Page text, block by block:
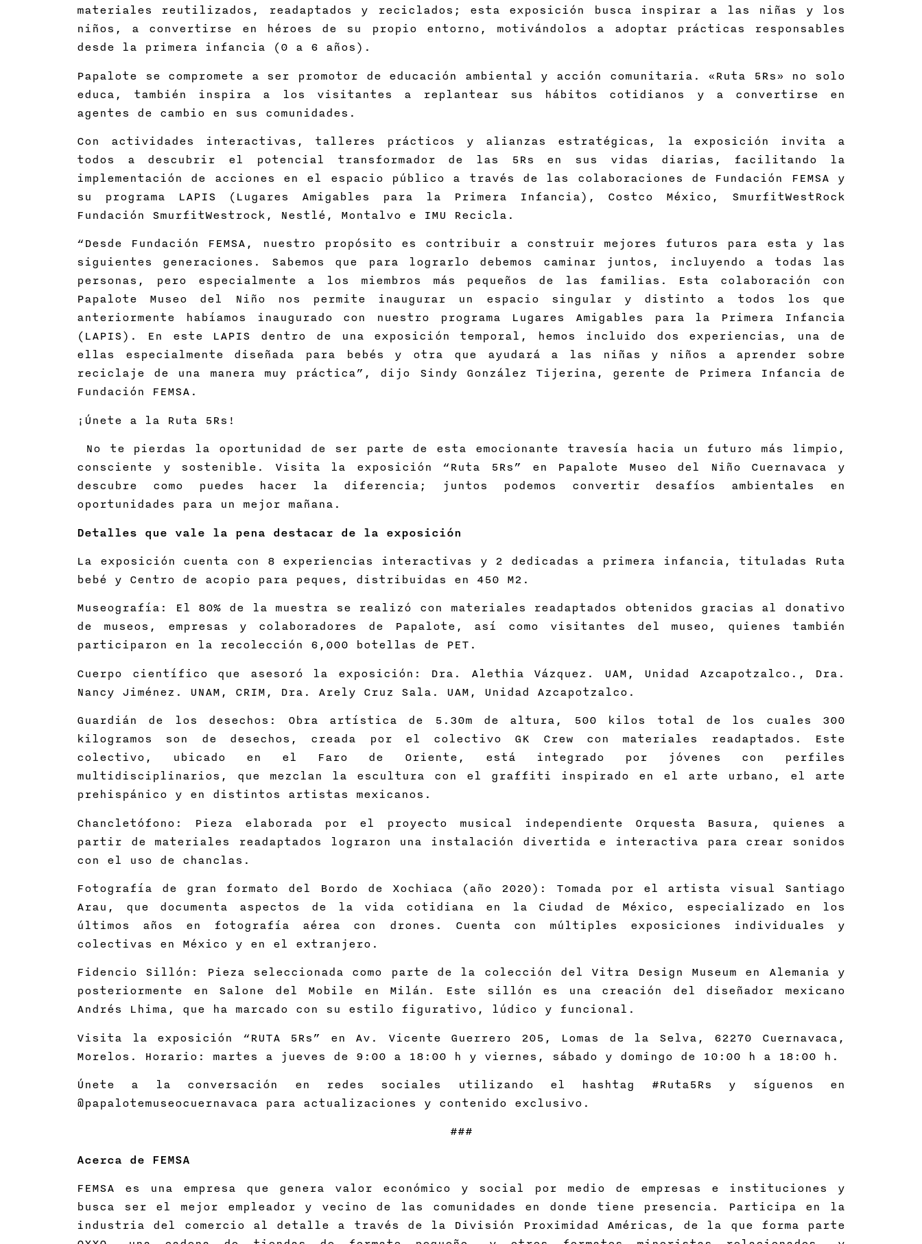
materiales reutilizados, readaptados y reciclados; esta exposición busca inspirar a las niñas y los
niños, a convertirse en héroes de su propio entorno, motivándolos a adoptar prácticas responsables
desde la primera infancia (0 a 6 años).
Papalote se compromete a ser promotor de educación ambiental y acción comunitaria. «Ruta 5Rs» no solo
educa, también inspira a los visitantes a replantear sus hábitos cotidianos y a convertirse en
agentes de cambio en sus comunidades.
Con actividades interactivas, talleres prácticos y alianzas estratégicas, la exposición invita a
todos a descubrir el potencial transformador de las 5Rs en sus vidas diarias, facilitando la
implementación de acciones en el espacio público a través de las colaboraciones de Fundación FEMSA y
su programa LAPIS (Lugares Amigables para la Primera Infancia), Costco México, SmurfitWestRock
Fundación SmurfitWestrock, Nestlé, Montalvo e IMU Recicla.
“Desde Fundación FEMSA, nuestro propósito es contribuir a construir mejores futuros para esta y las
siguientes generaciones. Sabemos que para lograrlo debemos caminar juntos, incluyendo a todas las
personas, pero especialmente a los miembros más pequeños de las familias. Esta colaboración con
Papalote Museo del Niño nos permite inaugurar un espacio singular y distinto a todos los que
anteriormente habíamos inaugurado con nuestro programa Lugares Amigables para la Primera Infancia
(LAPIS). En este LAPIS dentro de una exposición temporal, hemos incluido dos experiencias, una de
ellas especialmente diseñada para bebés y otra que ayudará a las niñas y niños a aprender sobre
reciclaje de una manera muy práctica”, dijo Sindy González Tijerina, gerente de Primera Infancia de
Fundación FEMSA.
¡Únete a la Ruta 5Rs!
No te pierdas la oportunidad de ser parte de esta emocionante travesía hacia un futuro más limpio,
consciente y sostenible. Visita la exposición “Ruta 5Rs” en Papalote Museo del Niño Cuernavaca y
descubre como puedes hacer la diferencia; juntos podemos convertir desafíos ambientales en
oportunidades para un mejor mañana.
Detalles que vale la pena destacar de la exposición
La exposición cuenta con 8 experiencias interactivas y 2 dedicadas a primera infancia, tituladas Ruta
bebé y Centro de acopio para peques, distribuidas en 450 M2.
Museografía: El 80% de la muestra se realizó con materiales readaptados obtenidos gracias al donativo
de museos, empresas y colaboradores de Papalote, así como visitantes del museo, quienes también
participaron en la recolección 6,000 botellas de PET.
Cuerpo científico que asesoró la exposición: Dra. Alethia Vázquez. UAM, Unidad Azcapotzalco., Dra.
Nancy Jiménez. UNAM, CRIM, Dra. Arely Cruz Sala. UAM, Unidad Azcapotzalco.
Guardián de los desechos: Obra artística de 5.30m de altura, 500 kilos total de los cuales 300
kilogramos son de desechos, creada por el colectivo GK Crew con materiales readaptados. Este
colectivo, ubicado en el Faro de Oriente, está integrado por jóvenes con perfiles
multidisciplinarios, que mezclan la escultura con el graffiti inspirado en el arte urbano, el arte
prehispánico y en distintos artistas mexicanos.
Chancletófono: Pieza elaborada por el proyecto musical independiente Orquesta Basura, quienes a
partir de materiales readaptados lograron una instalación divertida e interactiva para crear sonidos
con el uso de chanclas.
Fotografía de gran formato del Bordo de Xochiaca (año 2020): Tomada por el artista visual Santiago
Arau, que documenta aspectos de la vida cotidiana en la Ciudad de México, especializado en los
últimos años en fotografía aérea con drones. Cuenta con múltiples exposiciones individuales y
colectivas en México y en el extranjero.
Fidencio Sillón: Pieza seleccionada como parte de la colección del Vitra Design Museum en Alemania y
posteriormente en Salone del Mobile en Milán. Este sillón es una creación del diseñador mexicano
Andrés Lhima, que ha marcado con su estilo figurativo, lúdico y funcional.
Visita la exposición “RUTA 5Rs” en Av. Vicente Guerrero 205, Lomas de la Selva, 62270 Cuernavaca,
Morelos. Horario: martes a jueves de 9:00 a 18:00 h y viernes, sábado y domingo de 10:00 h a 18:00 h.
Únete a la conversación en redes sociales utilizando el hashtag #Ruta5Rs y síguenos en
@papalotemuseocuernavaca para actualizaciones y contenido exclusivo.
###
Acerca de FEMSA
FEMSA es una empresa que genera valor económico y social por medio de empresas e instituciones y
busca ser el mejor empleador y vecino de las comunidades en donde tiene presencia. Participa en la
industria del comercio al detalle a través de la División Proximidad Américas, de la que forma parte